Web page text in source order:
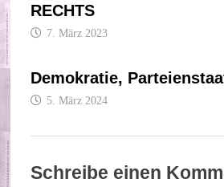
RECHTS
7. März 2023
Demokratie,
5. März 2024
Schreibe einen